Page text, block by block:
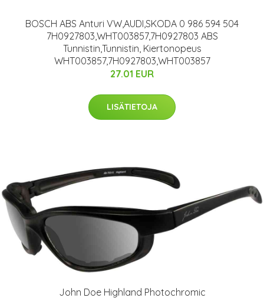
BOSCH ABS Anturi VW,AUDI,SKODA 0 986 594 504
7H0927803,WHT003857,7H0927803 ABS
Tunnistin,Tunnistin, Kiertonopeus
WHT003857,7H0927803,WHT003857
27.01 EUR
LISÄTIETOJA
John Doe Highland Photochromic